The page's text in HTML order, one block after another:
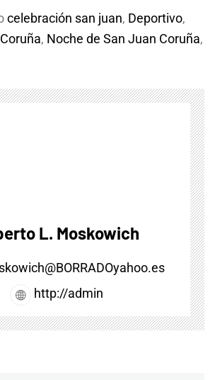
celebración san juan, Deportivo,
, Noche de San Juan Coruña,
L. Moskowich
http://admin